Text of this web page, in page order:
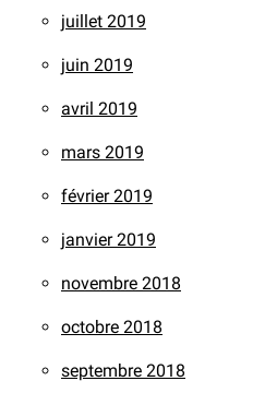
juillet 2019
juin 2019
avril 2019
mars 2019
février 2019
janvier 2019
novembre 2018
octobre 2018
septembre 2018